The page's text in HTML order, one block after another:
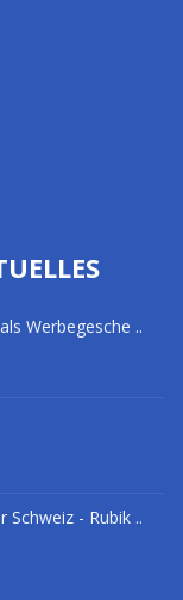
Werbegesche ..
Schweiz - Rubik ..